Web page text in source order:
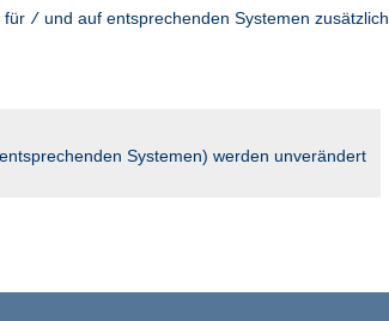
für / und auf entsprechenden Systemen zusätzlich
Systemen) werden unverändert